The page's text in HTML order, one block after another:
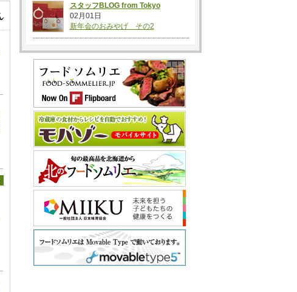
スタッフBLOG from Tokyo
02月01日
新年会のおみやげ その2